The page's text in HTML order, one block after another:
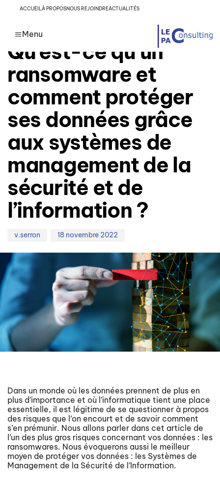
ACCUEILÀ PROPOSNOUS REJOINDREACTUALITÉS
Menu
PUBLISHED
Qu’est-ce qu’un
ransomware et
comment protéger
ses données grâce
aux systèmes de
management de la
sécurité et de
l’information ?
Author
v.serron
Published
18 novembre 2022
Dans un monde où les données prennent de plus en
plus d’importance et où l’informatique tient une place
essentielle, il est légitime de se questionner à propos
des risques que l’on encourt et de savoir comment
s’en prémunir. Nous allons parler dans cet article de
l’un des plus gros risques concernant vos données : les
ransomwares. Nous évoquerons aussi le meilleur
moyen de protéger vos données : les Systèmes de
Management de la Sécurité de l’Information.